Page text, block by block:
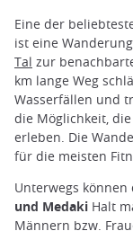
Eine der
ist eine
Tal zur
km lange Weg
Wasserfällen und
die Möglichkeit,
erleben. Die
für die meisten
Unterwegs
und Medaki Halt
Männern bzw.